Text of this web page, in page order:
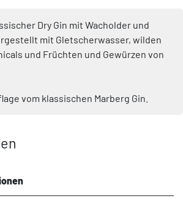
Dry Gin mit Wacholder und
mit Gletscherwasser, wilden
und Früchten und Gewürzen von
vom klassischen Marberg Gin.